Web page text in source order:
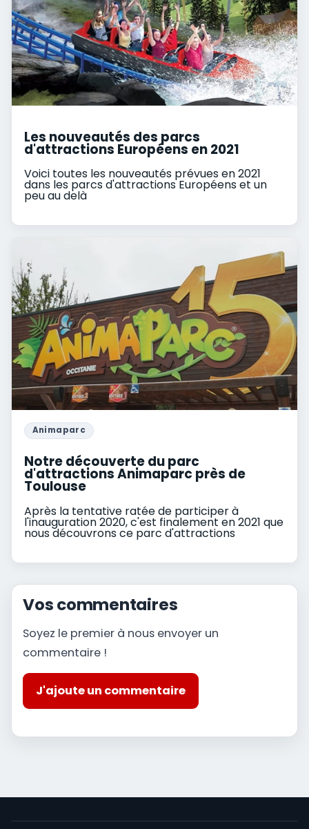
Les nouveautés des parcs
d'attractions Européens en 2021
Voici toutes les nouveautés prévues en 2021
dans les parcs d'attractions Européens et un
peu au delà
Animaparc
Notre découverte du parc
d'attractions Animaparc près de
Toulouse
Après la tentative ratée de participer à
l'inauguration 2020, c'est finalement en 2021 que
nous découvrons ce parc d'attractions
Vos commentaires
Soyez le premier à nous envoyer un
commentaire !
J'ajoute un commentaire